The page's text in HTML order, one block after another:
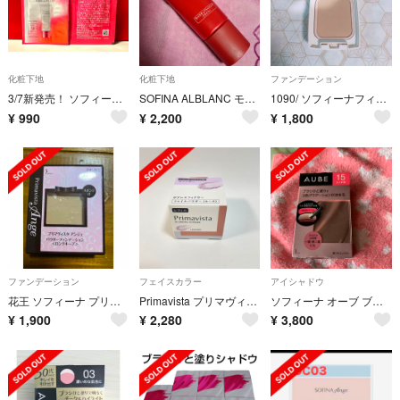
化粧下地
3/7新発売！ ソフィーナ プリマヴィスタ 角層保水プライマー シアーベージュ
¥ 990
化粧下地
SOFINA ALBLANC モイスチュアライジングプライマー 25g
¥ 2,200
ファンデーション
1090/ ソフィーナフィットファンデーション115オークル
¥ 1,800
ファンデーション
花王 ソフィーナ プリマヴィスタ アンジェ パウダーファンデーション ロングキー
¥ 1,900
フェイスカラー
Primavista プリマヴィスタ ポアレスフィクサー フェイスパウダー
¥ 2,280
アイシャドウ
ソフィーナ オーブ ブラシひと塗りシャドウN 15 レッド系(4.5g)
¥ 3,800